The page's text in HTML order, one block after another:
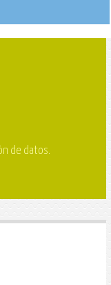
de datos.